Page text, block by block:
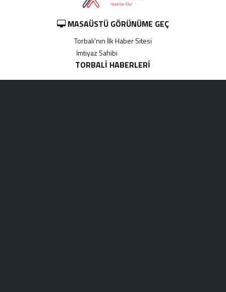
MASAÜSTÜ GÖRÜNÜME GEÇ
Torbalı'nın İlk Haber Sitesi
İmtiyaz Sahibi
TORBALI HABERLERI